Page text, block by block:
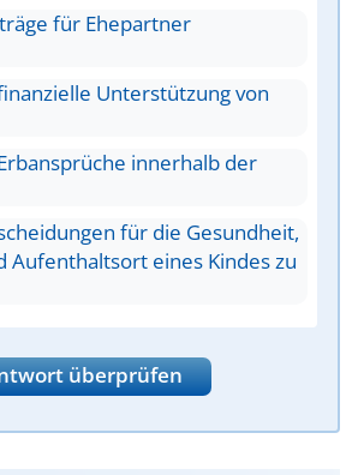
für Ehepartner
Unterstützung von
innerhalb der
für die Gesundheit,
Aufenthaltsort eines Kindes zu
überprüfen